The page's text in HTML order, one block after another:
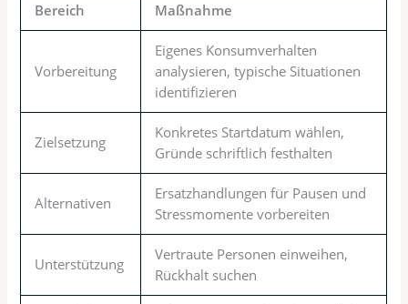
Bereich
Maßnahme
Vorbereitung
Eigenes Konsumverhalten
analysieren, typische Situationen
identifizieren
Zielsetzung
Konkretes Startdatum wählen,
Gründe schriftlich festhalten
Alternativen
Ersatzhandlungen für Pausen und
Stressmomente vorbereiten
Unterstützung
Vertraute Personen einweihen,
Rückhalt suchen